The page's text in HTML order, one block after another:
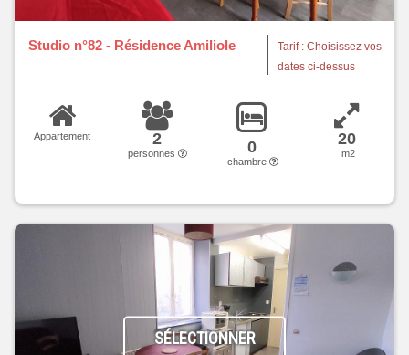
Studio n°82 - Résidence Amiliole
Tarif : Choisissez vos
dates ci-dessus
Appartement 2
personnes 0
chambre
20
m2
SÉLECTIONNER